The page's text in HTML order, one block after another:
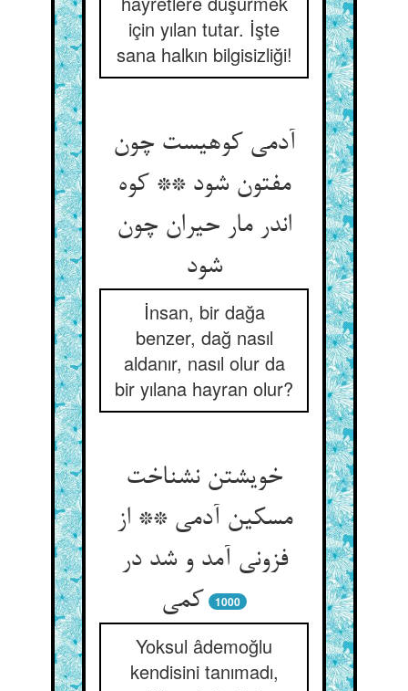
için yılan tutar. İşte
sana halkın bilgisizliği!
آدمی کوهیست چون
مفتون شود ** کوه
اندر مار حیران چون
شود
İnsan, bir dağa
benzer, dağ nasıl
aldanır, nasıl olur da
bir yılana hayran olur?
خویشتن نشناخت
مسکین آدمی ** از
فزونی آمد و شد در
کمی
1000
Yoksul âdemoğlu
kendisini tanımadı,